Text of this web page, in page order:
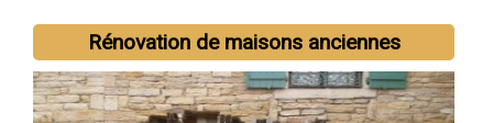
Rénovation de maisons anciennes